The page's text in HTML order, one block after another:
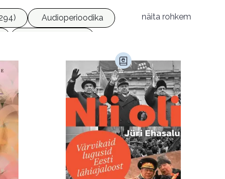
Audioperioodika
Religioon (107)
(8)
näita rohkem